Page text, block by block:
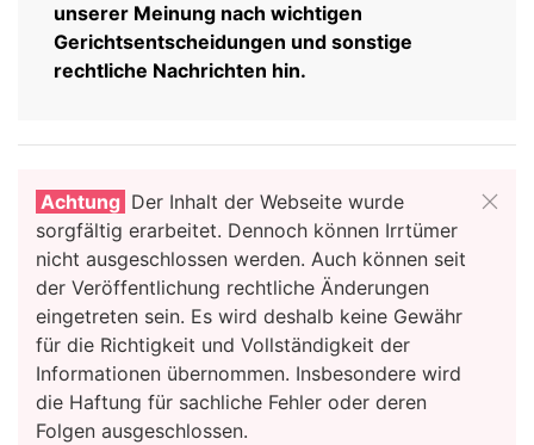
unserer Meinung nach wichtigen
Gerichtsentscheidungen und sonstige
rechtliche Nachrichten hin.
Achtung Der Inhalt der Webseite wurde
sorgfältig erarbeitet. Dennoch können Irrtümer
nicht ausgeschlossen werden. Auch können seit
der Veröffentlichung rechtliche Änderungen
eingetreten sein. Es wird deshalb keine Gewähr
für die Richtigkeit und Vollständigkeit der
Informationen übernommen. Insbesondere wird
die Haftung für sachliche Fehler oder deren
Folgen ausgeschlossen.